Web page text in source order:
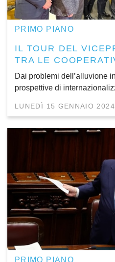
PRIMO PIANO
IL TOUR DEL
TRA LE
Dai problemi dell’alluvione
prospettive di
LUNEDÌ 15 GENNAIO 2024
PRIMO PIANO